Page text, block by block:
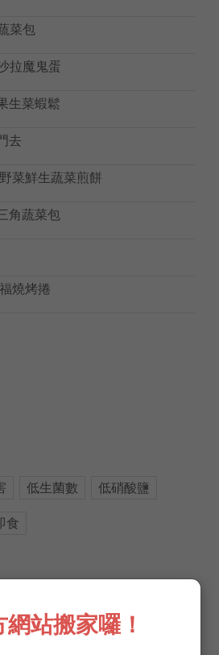
站搬家囉！
菜包
拉魔鬼蛋
生菜蝦鬆
去
菜鮮生蔬菜煎餅
角蔬菜包
燒烤捲
低生菌數 低硝酸鹽
食